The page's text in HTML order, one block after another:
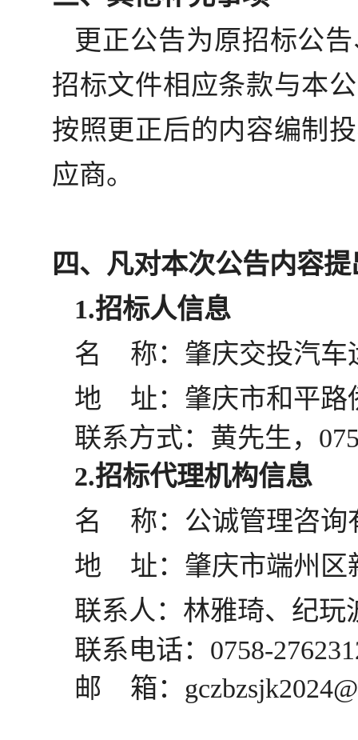
更正公告为原招标公
招标文件相应条款与本
按照更正后的内容编制
应商。
四、凡对本次公告内容
1.招标人信息
名
称：肇庆交投汽车
地
址：肇庆市和平路
联系方式：黄先生，
2.招标代理机构信息
名
称：公诚管理咨询
地
址：肇庆市端州区
联系人：林雅琦、纪
联系电话： 0758-
邮
箱：